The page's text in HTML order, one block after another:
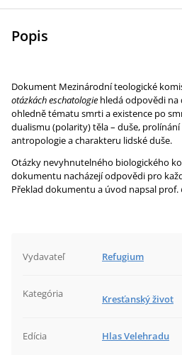
Popis
Dokument Mezinárodní teologické
otázkách eschatologie hledá odpovědi
ohledně tématu smrti a existence po
dualismu (polarity) těla – duše, prolínání
antropologie a charakteru lidské duše.
Otázky nevyhnutelného biologického
dokumentu nacházejí odpovědi pro
Překlad dokumentu a úvod napsal prof.
Vydavateľ Refugium
Kategória Kresťanský život
Edícia Hlas Velehradu